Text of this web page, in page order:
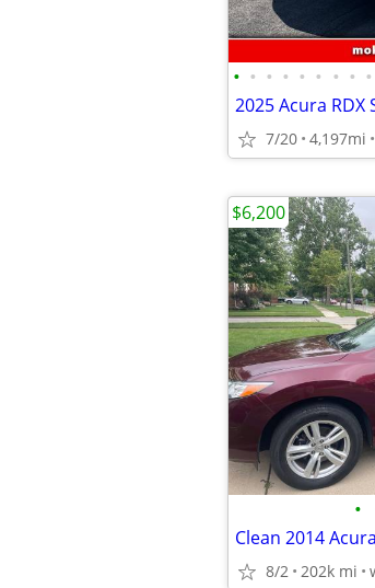
• • • • • • • • •
7/20 4,197mi
•
Clean 2014
8/2 202k mi
$6,200